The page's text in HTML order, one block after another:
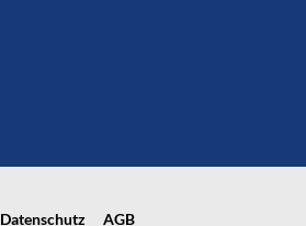
Datenschutz AGB